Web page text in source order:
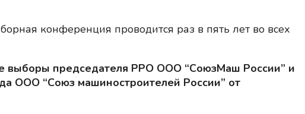
конференция проводится раз в пять лет во всех
выборы председателя РРО ООО “СоюзМаш России” и
ООО “Союз машиностроителей России” от